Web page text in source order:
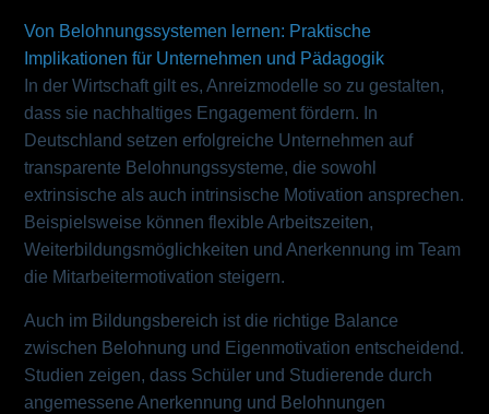
Von Belohnungssystemen lernen: Praktische
Implikationen für Unternehmen und Pädagogik
In der Wirtschaft gilt es, Anreizmodelle so zu gestalten,
dass sie nachhaltiges Engagement fördern. In
Deutschland setzen erfolgreiche Unternehmen auf
transparente Belohnungssysteme, die sowohl
extrinsische als auch intrinsische Motivation ansprechen.
Beispielsweise können flexible Arbeitszeiten,
Weiterbildungsmöglichkeiten und Anerkennung im Team
die Mitarbeitermotivation steigern.
Auch im Bildungsbereich ist die richtige Balance
zwischen Belohnung und Eigenmotivation entscheidend.
Studien zeigen, dass Schüler und Studierende durch
angemessene Anerkennung und Belohnungen